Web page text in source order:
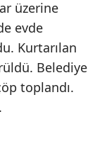
üzerine
evde
Kurtarılan
Belediye
toplandı.